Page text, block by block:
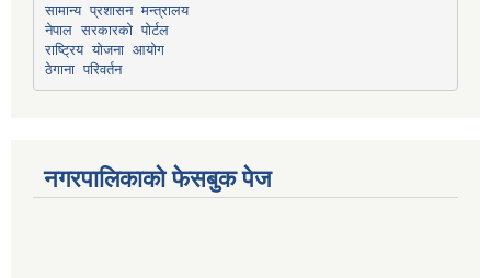
सामान्य प्रशासन मन्त्रालय
नेपाल सरकारको पोर्टल
राष्ट्रिय योजना आयोग
ठेगाना परिवर्तन
नगरपालिकाको फेसबुक पेज